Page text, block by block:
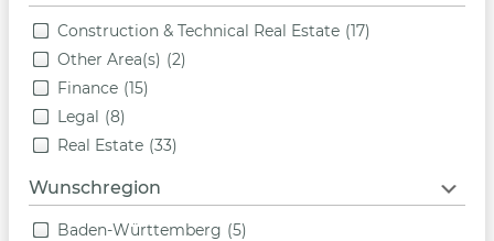
Construction & Technical Real Estate (17)
Other Area(s) (2)
Finance (15)
Legal (8)
Real Estate (33)
Wunschregion
Baden-Württemberg (5)